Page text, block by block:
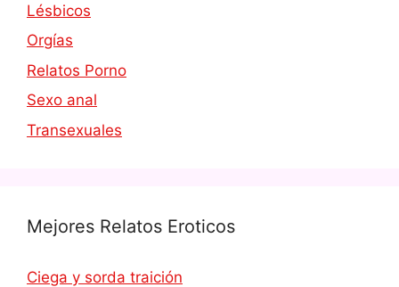
Lésbicos
Orgías
Relatos Porno
Sexo anal
Transexuales
Mejores Relatos Eroticos
Ciega y sorda traición